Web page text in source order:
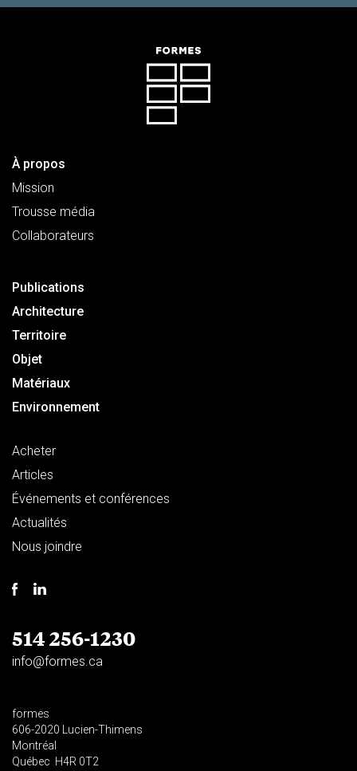
À propos
Mission
Trousse média
Collaborateurs
Publications
Architecture
Territoire
Objet
Matériaux
Environnement
Acheter
Articles
Événements et conférences
Actualités
Nous joindre
514 256-1230
info@formes.ca
formes
606-2020 Lucien-Thimens
Montréal
Québec H4R 0T2